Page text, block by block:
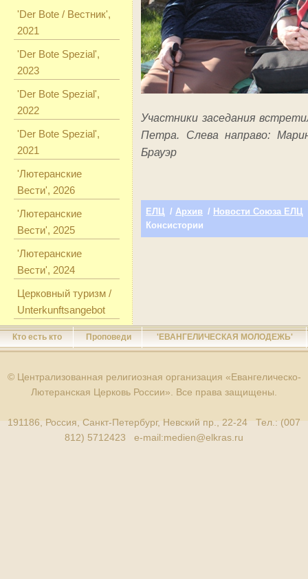
'Der Bote / Вестник',
2021
'Der Bote Spezial',
2023
'Der Bote Spezial',
2022
'Der Bote Spezial',
2021
'Лютеранские
Вести', 2026
'Лютеранские
Вести', 2025
'Лютеранские
Вести', 2024
Церковный туризм /
Unterkunftsangebot
Участники заседания
Петра. Слева направо:
Брауэр
ЕЛЦ / Архив / Новости Союза ЕЛЦ
Консистории
Кто есть кто Проповеди 'ЕВАНГЕЛИЧЕСКАЯ МОЛОДЕЖЬ'
© Централизованная религиозная организация «Евангелическо-
Лютеранская Церковь России». Все права защищены.
191186, Россия, Санкт-Петербург, Невский пр., 22-24 Тел.: (007
812) 5712423 e-mail:medien@elkras.ru